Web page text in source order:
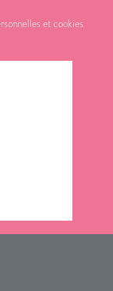
et cookies